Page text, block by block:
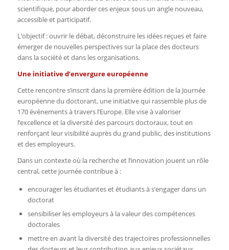
scientifique, pour aborder ces enjeux sous un angle nouveau,
accessible et participatif.
L’objectif : ouvrir le débat, déconstruire les idées reçues et faire
émerger de nouvelles perspectives sur la place des docteurs
dans la société et dans les organisations.
Une initiative d’envergure européenne
Cette rencontre s’inscrit dans la première édition de la Journée
européenne du doctorant, une initiative qui rassemble plus de
170 événements à travers l’Europe. Elle vise à valoriser
l’excellence et la diversité des parcours doctoraux, tout en
renforçant leur visibilité auprès du grand public, des institutions
et des employeurs.
Dans un contexte où la recherche et l’innovation jouent un rôle
central, cette journée contribue à :
encourager les étudiantes et étudiants à s’engager dans un
doctorat
sensibiliser les employeurs à la valeur des compétences
doctorales
mettre en avant la diversité des trajectoires professionnelles